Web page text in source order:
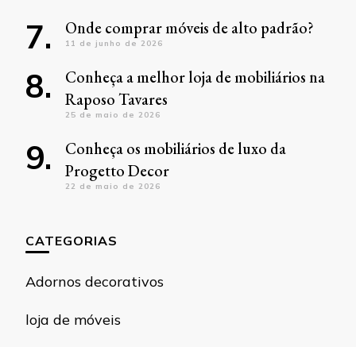
Onde comprar móveis de alto padrão?
11 de junho de 2026
Conheça a melhor loja de mobiliários na
Raposo Tavares
25 de maio de 2026
Conheça os mobiliários de luxo da
Progetto Decor
22 de maio de 2026
CATEGORIAS
Adornos decorativos
loja de móveis